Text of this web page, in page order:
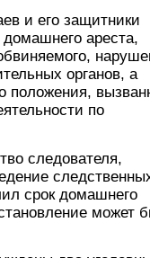
и его защитники
ареста,
органов, а
положения,
по
следователя,
срок домашнего
может